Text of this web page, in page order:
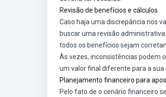
Revisão de benefícios e cálculos
Caso haja uma discrepância nos
buscar uma revisão
todos os benefícios sejam
Às vezes, inconsistências podem
um valor final diferente para a sua
Planejamento financeiro para
Pelo fato de o cenário financeiro